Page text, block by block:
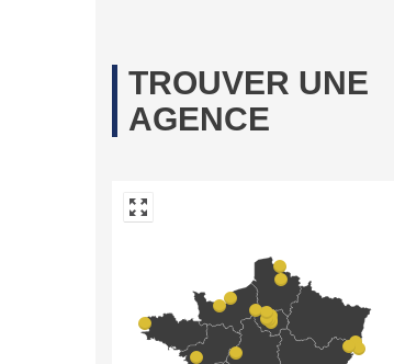
TROUVER UNE
AGENCE